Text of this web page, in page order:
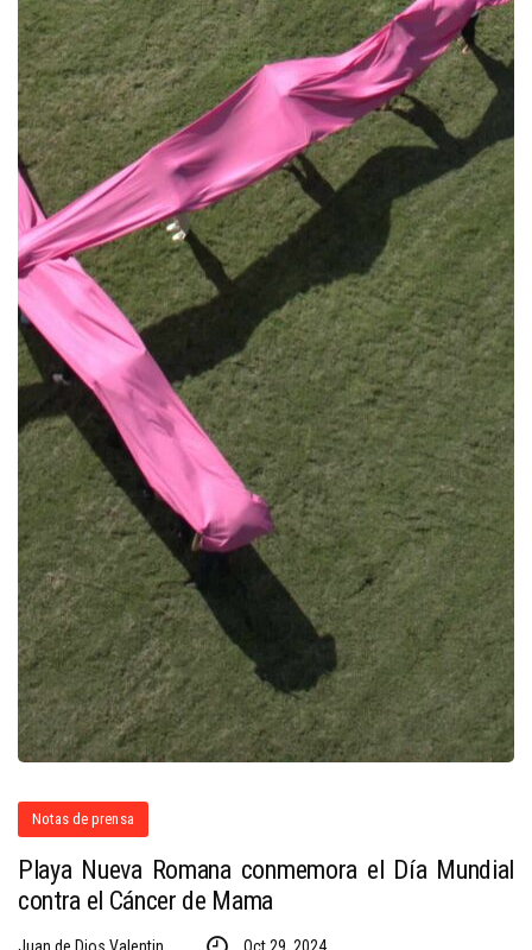
Notas de prensa
Playa Nueva Romana conmemora el Día Mundial
contra el Cáncer de Mama